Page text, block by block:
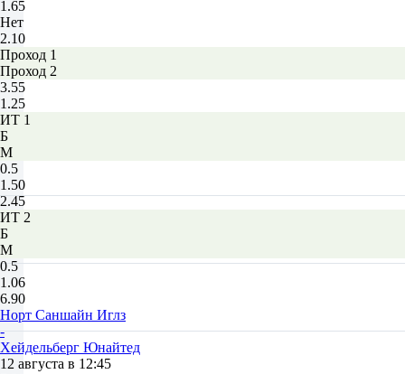
1.65
Нет
2.10
Проход 1
Проход 2
3.55
1.25
ИТ 1
Б
М
0.5
1.50
2.45
ИТ 2
Б
М
0.5
1.06
6.90
Норт Саншайн Иглз
-
Хейдельберг Юнайтед
12 августа в 12:45